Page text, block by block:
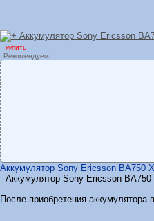
купить
Рекомендуем:
Аккумулятор Sony Ericsson BA750
Аккумулятор Sony Ericsson BA750
После приобретения